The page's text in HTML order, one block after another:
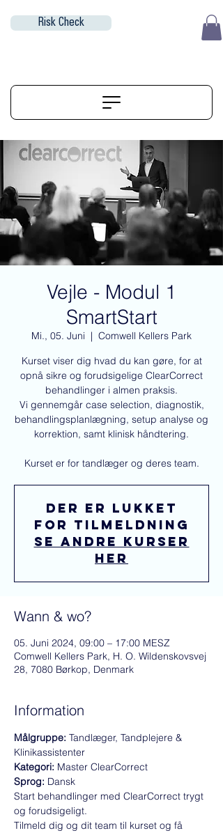
Risk Check
Vejle - Modul 1
SmartStart
Mi., 05. Juni
  |
Comwell Kellers Park
Kurset viser dig hvad du kan gøre, for at
opnå sikre og forudsigelige ClearCorrect
behandlinger i almen praksis.
Vi gennemgår case selection, diagnostik,
behandlingsplanlægning, setup analyse og
korrektion, samt klinisk håndtering.
Kurset er for tandlæger og deres team.
Der er lukket
for tilmeldning
Se andre kurser
her
Wann & wo?
05. Juni 2024, 09:00 – 17:00 MESZ
Comwell Kellers Park, H. O. Wildenskovsvej
28, 7080 Børkop, Denmark
Information
Målgruppe: Tandlæger, Tandplejere &
Klinikassistenter
Kategori: Master ClearCorrect
Sprog: Dansk
Start behandlinger med ClearCorrect trygt
og forudsigeligt.
Tilmeld dig og dit team til kurset og få